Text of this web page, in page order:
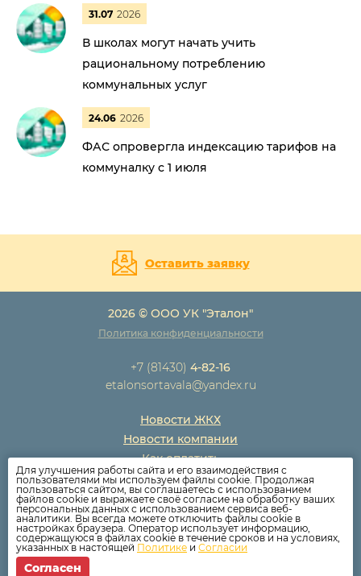
31.07 2026
В школах могут начать учить
рациональному потреблению
коммунальных услуг
24.06 2026
ФАС опровергла индексацию тарифов на
коммуналку с 1 июля
Оставить заявку
2026 © ООО УК "Эталон"
Политика конфиденциальности
+7 (81430) 4-82-16
etalonsortavala@yandex.ru
Новости ЖКХ
Новости компании
Как оплатить
Дома
Раскрытие информации
Вопросы
Для улучшения работы сайта и его взаимодействия с
пользователями мы используем файлы cookie. Продолжая
пользоваться сайтом, вы соглашаетесь с использованием
файлов cookie и выражаете своё согласие на обработку ваших
персональных данных с использованием сервиса веб-
аналитики. Вы всегда можете отключить файлы cookie в
настройках браузера. Оператор использует информацию,
содержащуюся в файлах cookie в течение сроков и на условиях,
указанных в настоящей Политике и Согласии
Согласен